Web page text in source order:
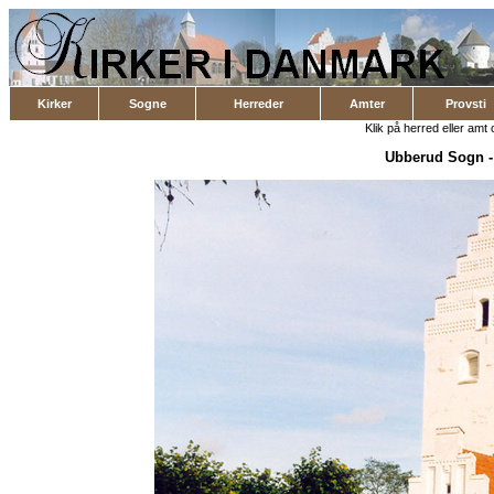
Kirker Sogne Herreder Amter
Provsti
Klik på herred eller amt
Ubberud Sogn